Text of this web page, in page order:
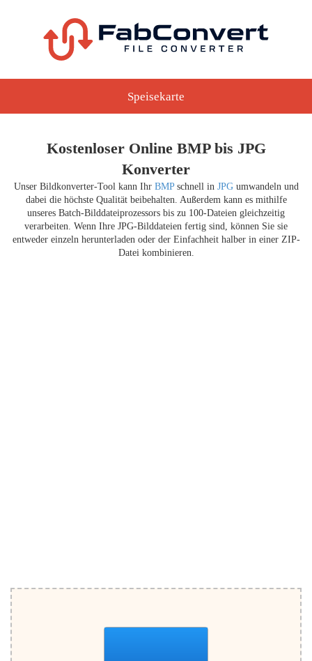
Speisekarte
Kostenloser Online BMP bis JPG
Konverter
Unser Bildkonverter-Tool kann Ihr BMPschnell in JPGumwandeln und
dabei die höchste Qualität beibehalten. Außerdem kann es mithilfe
unseres Batch-Bilddateiprozessors bis zu 100-Dateien gleichzeitig
verarbeiten. Wenn Ihre JPG-Bilddateien fertig sind, können Sie sie
entweder einzeln herunterladen oder der Einfachheit halber in einer ZIP-
Datei kombinieren.